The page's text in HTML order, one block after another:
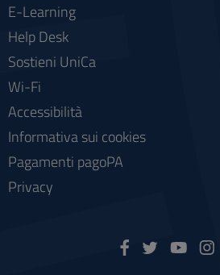
E-Learning
Help Desk
Sostieni UniCa
Wi-Fi
Accessibilità
Informativa sui cookies
Pagamenti pagoPA
Privacy